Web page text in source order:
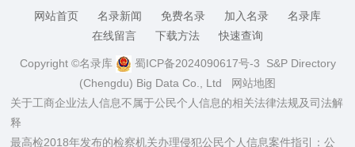
网站首页 名录新闻 免费名录 加入名录
名录库
在线留言
下载方法 快速查询
Copyright ©名录库 蜀ICP备2024090617号-3 S&P Directory
(Chengdu) Big Data Co., Ltd
网站地图
关于工商企业法人信息不属于公民个人信息的相关法律法规及司法解
释
最高检2018年发布的检察机关办理侵犯公民个人信息案件指引：公